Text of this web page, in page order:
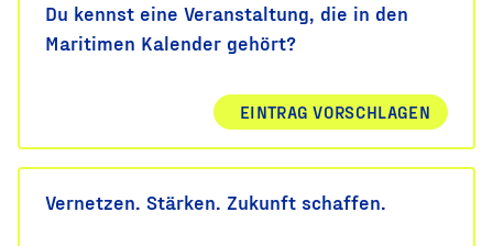
Du kennst eine Veranstaltung, die in den
Maritimen Kalender gehört?
EINTRAG VORSCHLAGEN
Vernetzen. Stärken. Zukunft schaffen.